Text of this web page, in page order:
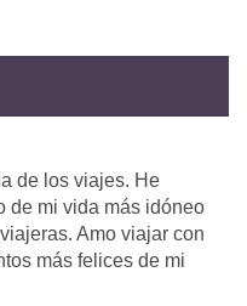
de los viajes. He
de mi vida más idóneo
Amo viajar con
más felices de mi